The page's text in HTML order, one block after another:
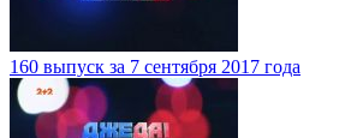
160 выпуск за 7 сентября 2017 года